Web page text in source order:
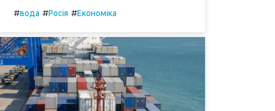
#вода #Росія #Економіка